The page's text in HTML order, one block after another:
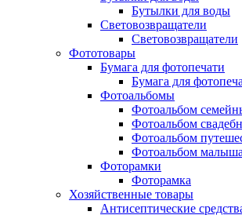
Бутылки для воды
Световозвращатели
Световозвращатели
Фототовары
Бумага для фотопечати
Бумага для
Фотоальбомы
Фотоальбом
Фотоальбом
Фотоальбом
Фотоальбом малыша
Фоторамки
Фоторамка
Хозяйственные товары
Антисептические